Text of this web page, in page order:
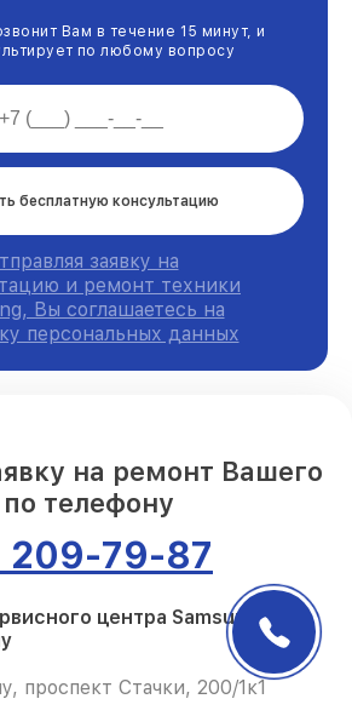
Вам в течение 15 минут, и
по любому вопросу
бесплатную консультацию
заявку на
и ремонт техники
Вы соглашаетесь на
персональных данных
на ремонт Вашего
телефону
209-79-87
центра Samsung в
проспект Стачки, 200/1к1